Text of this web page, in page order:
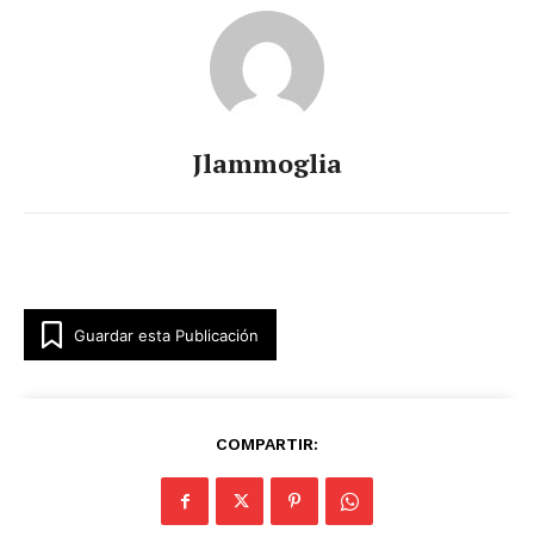
Jlammoglia
Guardar esta Publicación
COMPARTIR: